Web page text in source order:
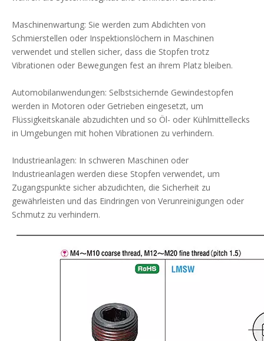
Maschinenwartung: Sie werden zum Abdichten von
Schmierstellen oder Inspektionslöchern in Maschinen
verwendet und stellen sicher, dass die Stopfen trotz
Vibrationen oder Bewegungen fest an ihrem Platz bleiben.
Automobilanwendungen: Selbstsichernde Gewindestopfen
werden in Motoren oder Getrieben eingesetzt, um
Flüssigkeitskanäle abzudichten und so Öl- oder Kühlmittellecks
in Umgebungen mit hohen Vibrationen zu verhindern.
Industrieanlagen: In schweren Maschinen oder
Industrieanlagen werden diese Stopfen verwendet, um
Zugangspunkte sicher abzudichten, die Sicherheit zu
gewährleisten und das Eindringen von Verunreinigungen oder
Schmutz zu verhindern.